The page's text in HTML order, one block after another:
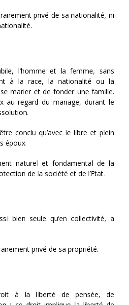
privé de sa nationalité, ni
l’homme et la femme, sans
à la race, la nationalité ou la
marier et de fonder une famille.
au regard du mariage, durant le
conclu qu’avec le libre et plein
époux.
naturel et fondamental de la
de la société et de l’Etat.
bien seule qu’en collectivité, a
privé de sa propriété.
à la liberté de pensée, de